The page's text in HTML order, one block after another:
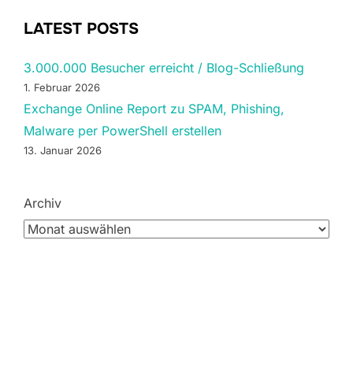
LATEST POSTS
3.000.000 Besucher erreicht / Blog-Schließung
1. Februar 2026
Exchange Online Report zu SPAM, Phishing,
Malware per PowerShell erstellen
13. Januar 2026
Archiv